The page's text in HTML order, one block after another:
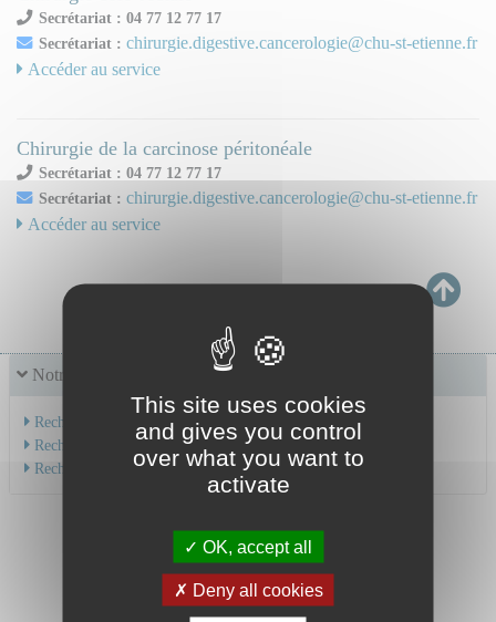
Notre offre de soins
Recherche par service
Recherche par spécialité
Recherche par médecin
Secrétariat : 04 77 12 77 17
Secrétariat :chirurgie.digestive.cancerologie@chu-st-etienne.fr
Accéder au service
Chirurgie de la carcinose péritonéale
Secrétariat : 04 77 12 77 17
Secrétariat :chirurgie.digestive.cancerologie@chu-st-etienne.fr
Accéder au service
This site uses cookies
and gives you control
over what you want to
activate
OK, accept all
Deny all cookies